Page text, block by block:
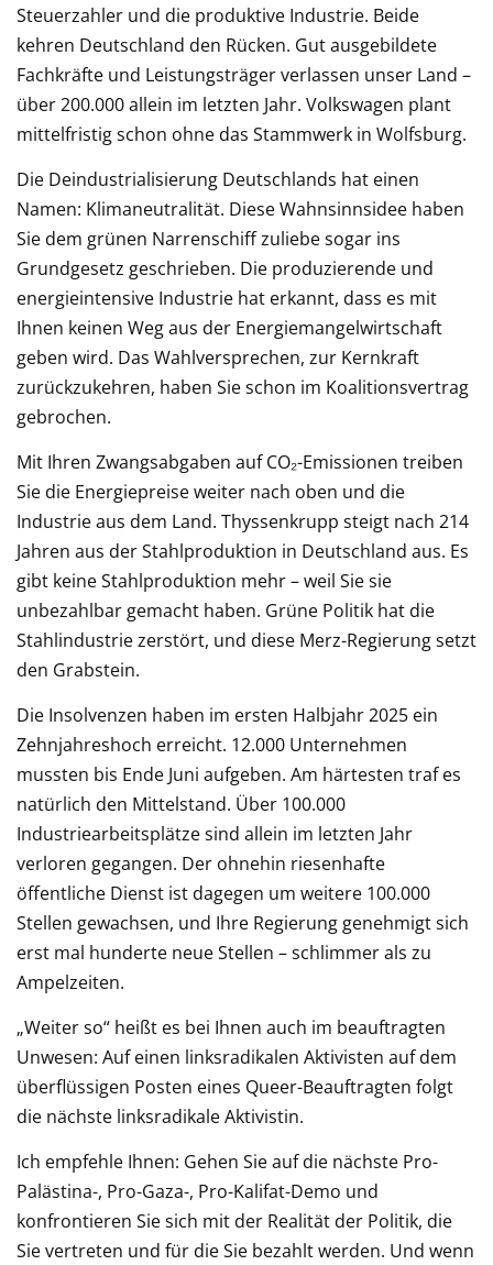
Steuerzahler und die produktive Industrie. Beide
kehren Deutschland den Rücken. Gut ausgebildete
Fachkräfte und Leistungsträger verlassen unser Land –
über 200.000 allein im letzten Jahr. Volkswagen plant
mittelfristig schon ohne das Stammwerk in Wolfsburg.
Die Deindustrialisierung Deutschlands hat einen
Namen: Klimaneutralität. Diese Wahnsinnsidee haben
Sie dem grünen Narrenschiff zuliebe sogar ins
Grundgesetz geschrieben. Die produzierende und
energieintensive Industrie hat erkannt, dass es mit
Ihnen keinen Weg aus der Energiemangelwirtschaft
geben wird. Das Wahlversprechen, zur Kernkraft
zurückzukehren, haben Sie schon im Koalitionsvertrag
gebrochen.
Mit Ihren Zwangsabgaben auf CO₂-Emissionen treiben
Sie die Energiepreise weiter nach oben und die
Industrie aus dem Land. Thyssenkrupp steigt nach 214
Jahren aus der Stahlproduktion in Deutschland aus. Es
gibt keine Stahlproduktion mehr – weil Sie sie
unbezahlbar gemacht haben. Grüne Politik hat die
Stahlindustrie zerstört, und diese Merz-Regierung setzt
den Grabstein.
Die Insolvenzen haben im ersten Halbjahr 2025 ein
Zehnjahreshoch erreicht. 12.000 Unternehmen
mussten bis Ende Juni aufgeben. Am härtesten traf es
natürlich den Mittelstand. Über 100.000
Industriearbeitsplätze sind allein im letzten Jahr
verloren gegangen. Der ohnehin riesenhafte
öffentliche Dienst ist dagegen um weitere 100.000
Stellen gewachsen, und Ihre Regierung genehmigt sich
erst mal hunderte neue Stellen – schlimmer als zu
Ampelzeiten.
„Weiter so“ heißt es bei Ihnen auch im beauftragten
Unwesen: Auf einen linksradikalen Aktivisten auf dem
überflüssigen Posten eines Queer-Beauftragten folgt
die nächste linksradikale Aktivistin.
Ich empfehle Ihnen: Gehen Sie auf die nächste Pro-
Palästina-, Pro-Gaza-, Pro-Kalifat-Demo und
konfrontieren Sie sich mit der Realität der Politik, die
Sie vertreten und für die Sie bezahlt werden. Und wenn